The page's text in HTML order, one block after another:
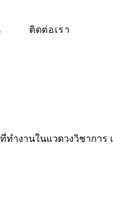
ติดต่อเรา
ำงานในแวดวงวิชาการ